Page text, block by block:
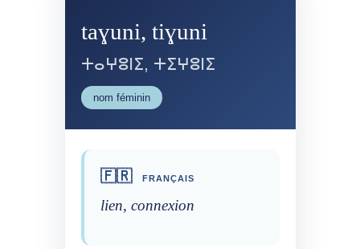
taɣuni, tiɣuni
ⵜⴰⵖⵓⵏⵉ, ⵜⵉⵖⵓⵏⵉ
nom féminin
🇫🇷 FRANÇAIS
lien, connexion